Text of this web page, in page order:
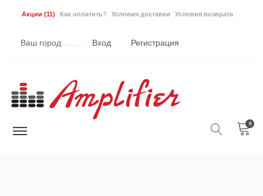
Акции (11) Как оплатить? Условия доставки Условия возврата
Ваш город Вход Регистрация
0